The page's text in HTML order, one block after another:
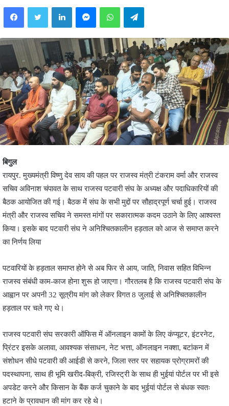
FacebookTwitter LinkedInMessengerWhatsAppTelegram
बिगुल
रायपुर. मुख्यमंत्री विष्णु देव साय की पहल पर राजस्व मंत्री टंकराम वर्मा और राजस्व
सचिव अविनाश चंपावत के साथ राजस्व पटवारी संघ के अध्यक्ष और पदाधिकारियों की
बैठक आयोजित की गई। बैठक मेें संघ के सभी मुद्दों पर सौहाद्रपूर्ण चर्चा हुई। राजस्व
मंत्री और राजस्व सचिव ने समस्त मांगों पर सकारात्मक कदम उठाने के लिए आश्वस्त
किया। इसके बाद पटवारी संघ ने अनिश्चितकालीन हड़ताल को आज से समाप्त करने
का निर्णय लिया
पटवारियों के हड़ताल समाप्त होने से अब फिर से आय, जाति, निवास सहित विभिन्न
राजस्व संबंधी काम-काज होना शुरू हो जाएगा। गौरतलब है कि राजस्व पटवारी संघ के
आह्वान पर अपनी 32 सूत्रीय मांग को लेकर विगत 8 जुलाई से अनिश्चितकालीन
हड़ताल पर चले गए थे।
राजस्व पटवारी संघ सरकारी ऑफिस में ऑनलाइन कामों के लिए कंप्यूटर, इंटरनेट,
प्रिंटर इसके अलावा, आवश्यक संसाधन, नेट भत्ता, ऑनलाइन नक्शा, बटांकन में
संशोधन सीधे पटवारी की आईडी से करने, जिला स्तर पर सहायक प्रोग्रामरों की
पदस्थापना, साथ ही भूमि खरीद-बिक्री, रजिस्ट्री के साथ ही भुईयां पोर्टल पर भी इसे
अपडेट करने और किसान के बैंक कर्ज चुकाने के बाद भुईयां पोर्टल से बंधक स्वतः
हटाने के प्रावधान की मांग कर रहे थे।